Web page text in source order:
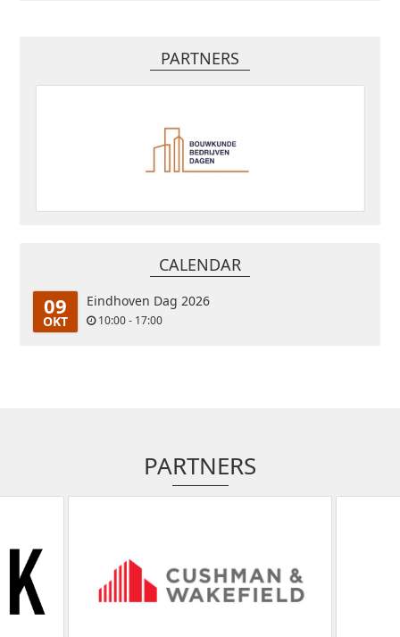
PARTNERS
CALENDAR
09
OKT
Eindhoven Dag 2026
10:00 - 17:00
PARTNERS